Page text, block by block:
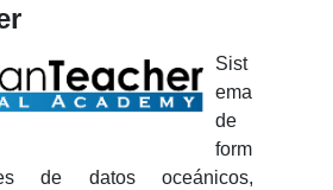
Sist
ema
de
form
de datos oceánicos,